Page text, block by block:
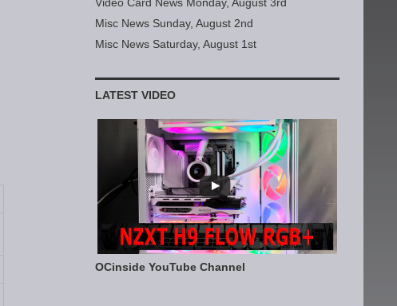
Misc News Sunday, August 2nd
Misc News Saturday, August 1st
LATEST VIDEO
OCinside YouTube Channel